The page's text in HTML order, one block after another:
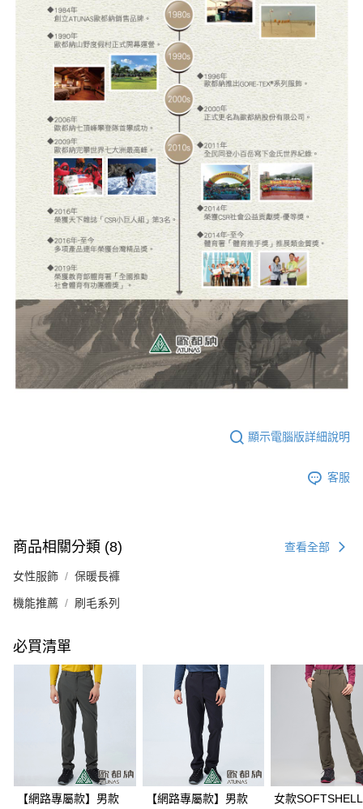
顯示電腦版詳細說明
客服
商品相關分類 (8) 查看全部
女性服飾 保暖長褲
機能推薦 刷毛系列
必買清單
【網路專屬款】男款 【網路專屬款】男款 女款